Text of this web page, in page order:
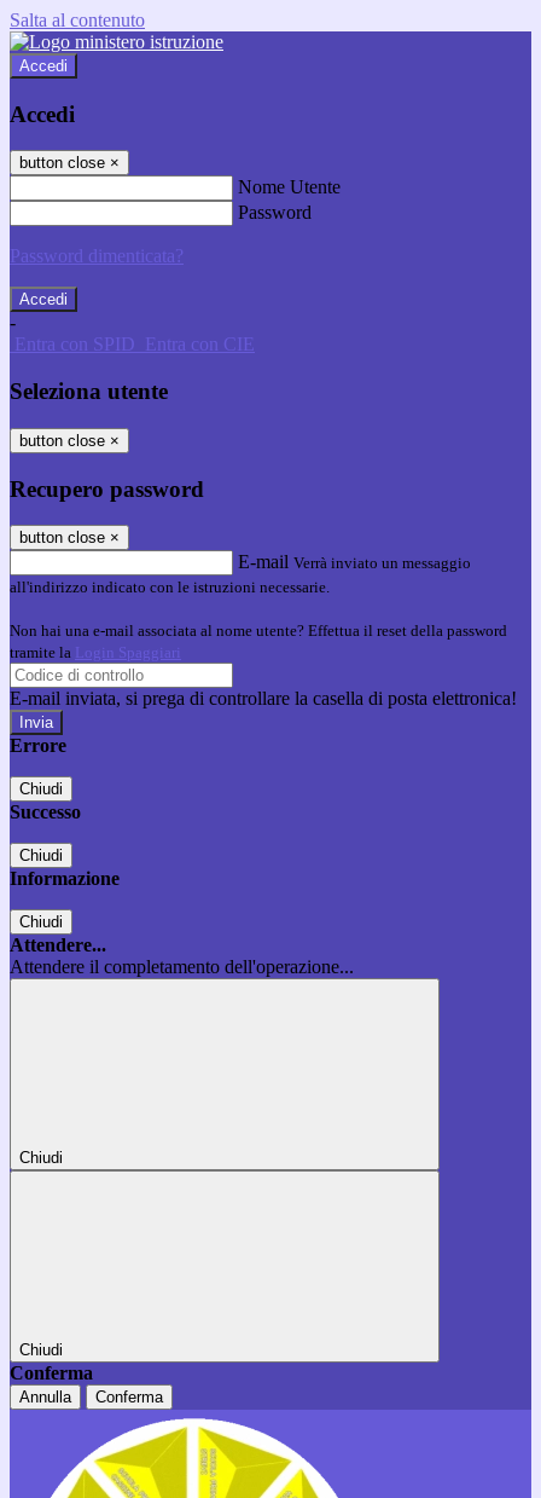
Salta al contenuto
Accedi
Accedi
button close ×
Nome Utente
Password
Password dimenticata?
-
Entra con SPID Entra con CIE
Seleziona utente
button close ×
Recupero password
button close ×
E-mail Verrà inviato un messaggio
all'indirizzo indicato con le istruzioni necessarie.
Non hai una e-mail associata al nome utente? Effettua il reset della password
tramite la Login Spaggiari
E-mail inviata, si prega di controllare la casella di posta elettronica!
Errore
Chiudi
Successo
Chiudi
Informazione
Chiudi
Attendere...
Attendere il completamento dell'operazione...
Chiudi
Chiudi
Conferma
Annulla Conferma